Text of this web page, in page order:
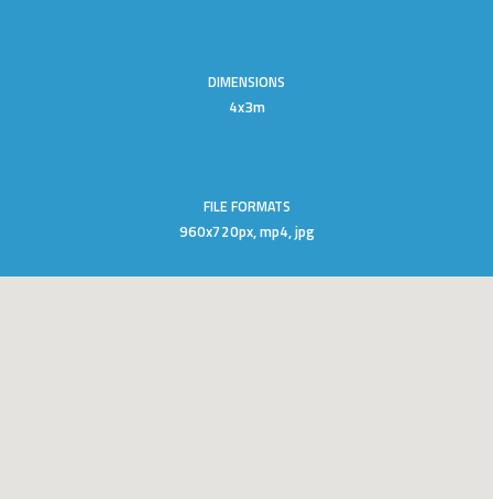
DIMENSIONS
4x3m
FILE FORMATS
960x720px, mp4, jpg